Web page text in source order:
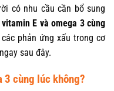
có nhu cầu cần bổ sung
E và omega 3 cùng
phản ứng xấu trong cơ
sau đây.
3 cùng lúc không?